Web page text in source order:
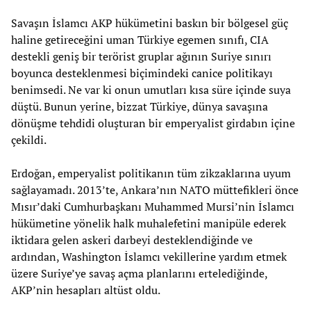
Savaşın İslamcı AKP hükümetini baskın bir bölgesel güç
haline getireceğini uman Türkiye egemen sınıfı, CIA
destekli geniş bir terörist gruplar ağının Suriye sınırı
boyunca desteklenmesi biçimindeki canice politikayı
benimsedi. Ne var ki onun umutları kısa süre içinde suya
düştü. Bunun yerine, bizzat Türkiye, dünya savaşına
dönüşme tehdidi oluşturan bir emperyalist girdabın içine
çekildi.
Erdoğan, emperyalist politikanın tüm zikzaklarına uyum
sağlayamadı. 2013’te, Ankara’nın NATO müttefikleri önce
Mısır’daki Cumhurbaşkanı Muhammed Mursi’nin İslamcı
hükümetine yönelik halk muhalefetini manipüle ederek
iktidara gelen askeri darbeyi desteklendiğinde ve
ardından, Washington İslamcı vekillerine yardım etmek
üzere Suriye’ye savaş açma planlarını ertelediğinde,
AKP’nin hesapları altüst oldu.